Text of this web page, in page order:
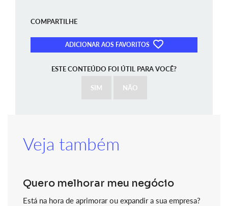
COMPARTILHE
ADICIONAR AOS FAVORITOS
ESTE CONTEÚDO FOI ÚTIL PARA VOCÊ?
SIM NÃO
Veja também
Quero melhorar meu negócio
Está na hora de aprimorar ou expandir a sua empresa?